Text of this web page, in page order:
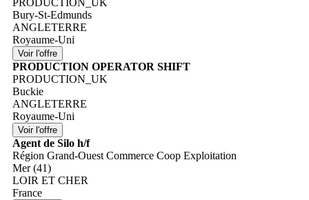
PRODUCTION_UK
Bury-St-Edmunds
ANGLETERRE
Royaume-Uni
PRODUCTION OPERATOR SHIFT
PRODUCTION_UK
Buckie
ANGLETERRE
Royaume-Uni
Agent de Silo h/f
Région Grand-Ouest Commerce Coop Exploitation
Mer (41)
LOIR ET CHER
France